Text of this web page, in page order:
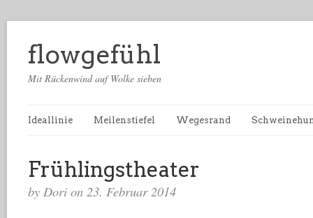
flowgefühl
Mit Rückenwind auf Wolke sieben
Ideallinie Meilenstiefel Wegesrand
Frühlingstheater
by Dori on 23. Februar 2014